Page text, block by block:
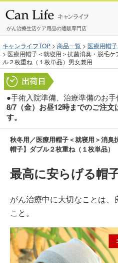
がん治療生活ケア用品の通販専門店
キャンライフTOP 商品一覧
医療用帽
医療用帽子＜就寝用＞抗菌消臭・脱毛
ル２枚重ね（１枚単品）男女兼用
●手術入院準備、治療準備のお手
8/7（金）お昼12時までのご注
す。
秋冬用／医療用帽子＜就寝用＞消臭
帽子】ダブル２枚重ね（１枚単品）
最高に安らげる帽
がん治療中に大切なことは、
こと。